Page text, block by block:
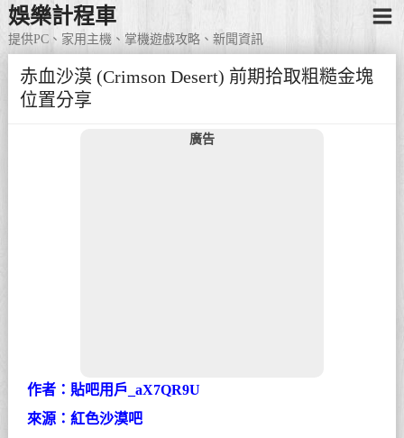
娛樂計程車
提供PC、家用主機、掌機遊戲攻略、新聞資訊
赤血沙漠 (Crimson Desert) 前期拾取粗糙金塊
位置分享
廣告
作者：貼吧用戶_aX7QR9U
來源：紅色沙漠吧